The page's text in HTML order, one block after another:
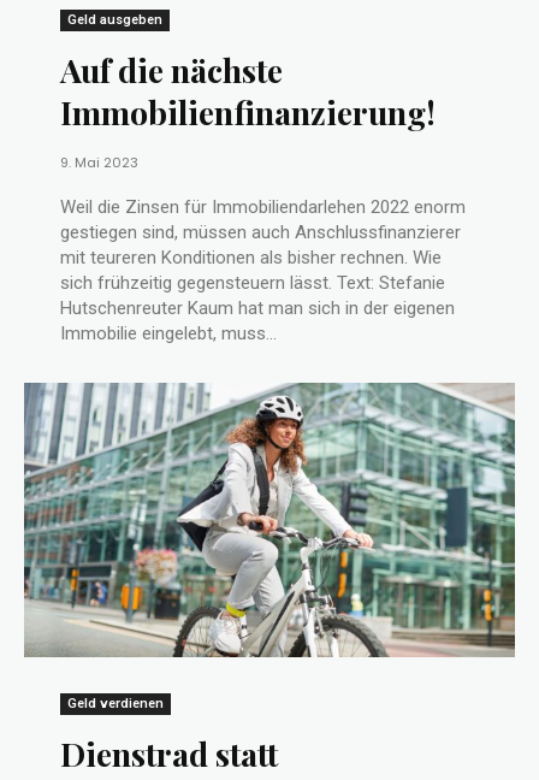
Geld ausgeben
Auf die nächste
Immobilienfinanzierung!
9. Mai 2023
Weil die Zinsen für Immobiliendarlehen 2022 enorm
gestiegen sind, müssen auch Anschlussfinanzierer
mit teureren Konditionen als bisher rechnen. Wie
sich frühzeitig gegensteuern lässt. Text: Stefanie
Hutschenreuter Kaum hat man sich in der eigenen
Immobilie eingelebt, muss...
Geld verdienen
Dienstrad statt